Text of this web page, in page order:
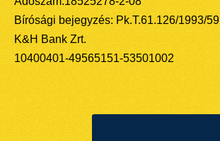
Bírósági bejegyzés: Pk.T.61.126/1993/59
K&H Bank Zrt.
10400401-49565151-53501002